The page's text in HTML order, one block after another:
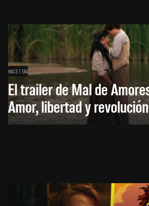
HACE 1 DÍA
El trailer de Mal de
Amor, libertad y revolución